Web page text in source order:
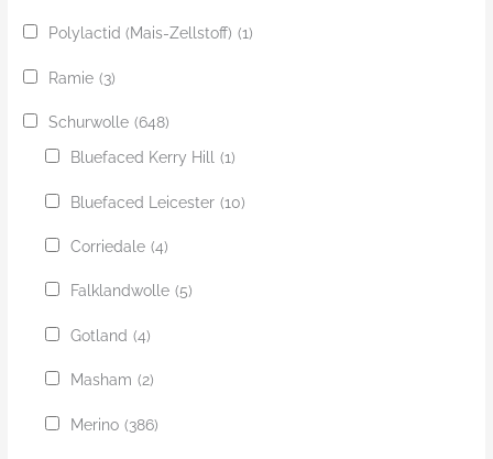
Polylactid (Mais-Zellstoff) (1)
Ramie (3)
Schurwolle (648)
Bluefaced Kerry Hill (1)
Bluefaced Leicester (10)
Corriedale (4)
Falklandwolle (5)
Gotland (4)
Masham (2)
Merino (386)